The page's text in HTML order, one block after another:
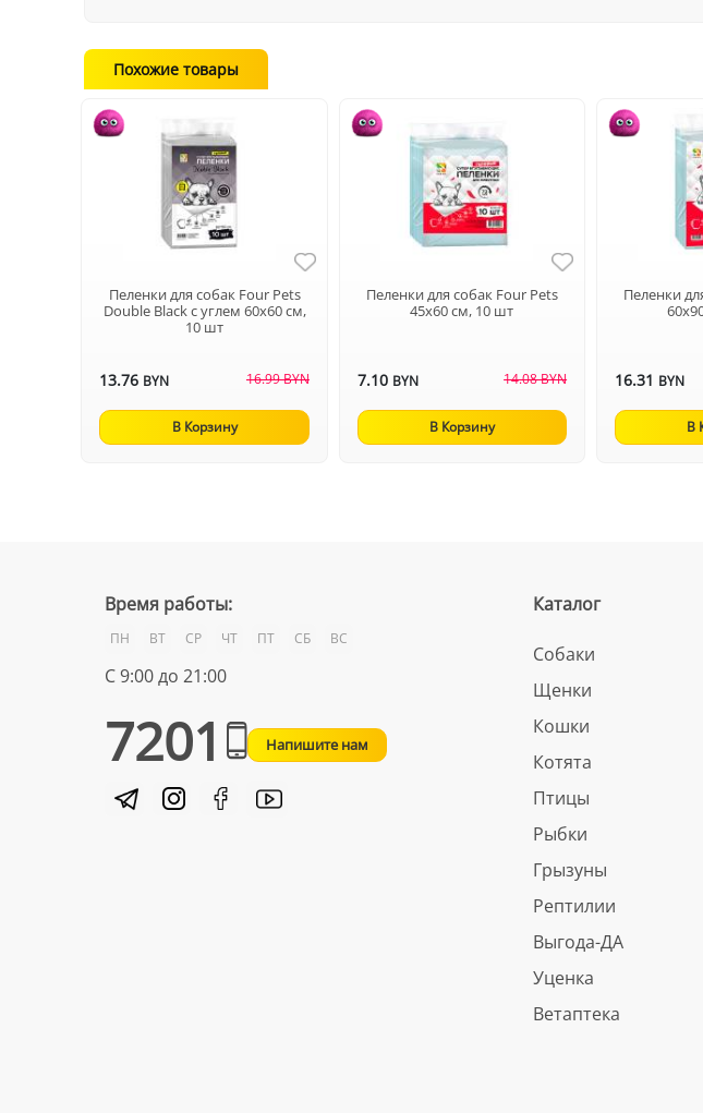
Похожие товары
Пеленки для собак Four Pets
Double Black с углем 60х60 см,
10 шт
13.76 BYN 16.99 BYN
В Корзину
Пеленки для собак Four Pets
45х60 см, 10 шт
7.10 BYN 14.08 BYN
В Корзину
Пеленки
16.31 BYN
В
Время работы:
ПН ВТ СР ЧТ ПТ СБ ВС
С 9:00 до 21:00
7201 Напишите нам
Каталог
Собаки
Щенки
Кошки
Котята
Птицы
Рыбки
Грызуны
Рептилии
Выгода-ДА
Уценка
Ветаптека